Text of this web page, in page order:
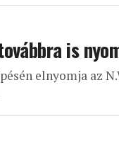
is
elnyomja az